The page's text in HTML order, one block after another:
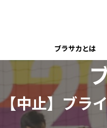
ブラサカとは
【中止】ブラ